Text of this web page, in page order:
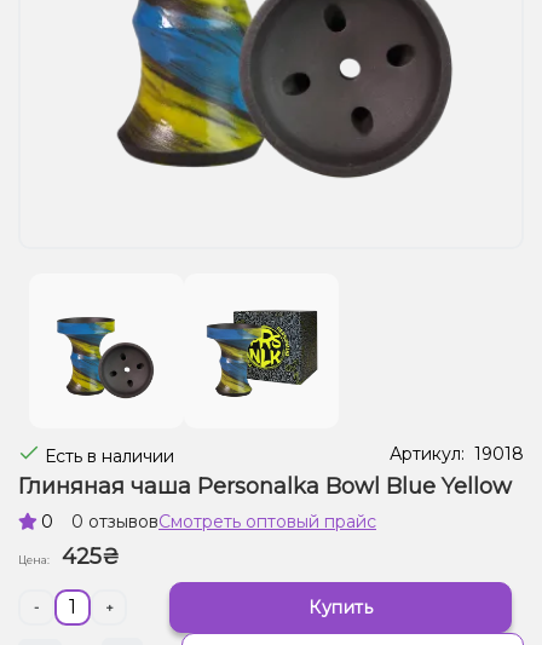
Жидкости для электронных сигарет
Подарочные наборы
Есть в наличии Артикул: 19018
Глиняная чаша Personalka Bowl Blue Yellow
0 0 отзывовСмотреть оптовый прайс
Цена: 425₴
- + Купить